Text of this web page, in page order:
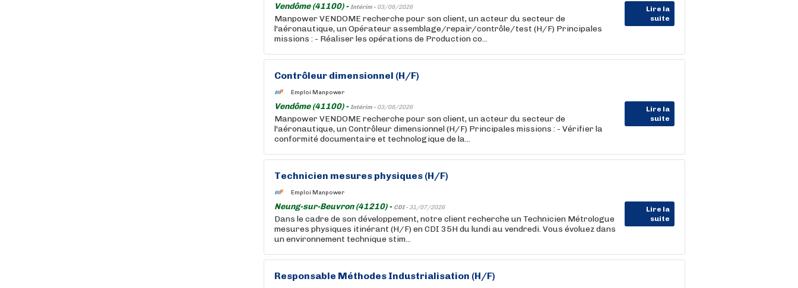
Vendôme (41100) -Intérim - 03/08/2026
Lire la
suite
Manpower VENDOME recherche pour son client, un acteur du secteur de
l'aéronautique, un Opérateur assemblage/repair/contrôle/test (H/F) Principales
missions : - Réaliser les opérations de Production co...
Contrôleur dimensionnel (H/F)
Emploi Manpower
Vendôme (41100) -Intérim - 03/08/2026
Lire la
suite
Manpower VENDOME recherche pour son client, un acteur du secteur de
l'aéronautique, un Contrôleur dimensionnel (H/F) Principales missions : - Vérifier la
conformité documentaire et technologique de la...
Technicien mesures physiques (H/F)
Emploi Manpower
Neung-sur-Beuvron (41210) - CDI - 31/07/2026
Lire la
suite
Dans le cadre de son développement, notre client recherche un Technicien Métrologue
mesures physiques itinérant (H/F) en CDI 35H du lundi au vendredi. Vous évoluez dans
un environnement technique stim...
Responsable Méthodes Industrialisation (H/F)